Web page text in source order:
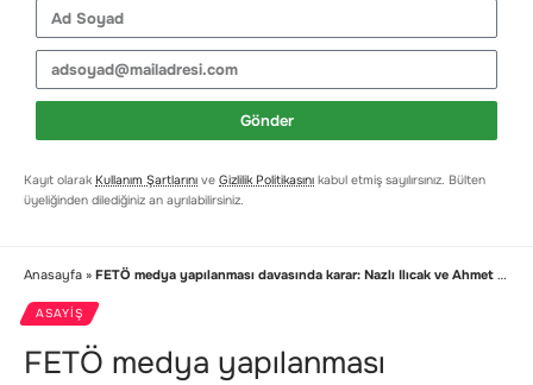
Gönder
Kayıt olarak Kullanım Şartlarını ve Gizlilik Politikasını kabul etmiş sayılırsınız. Bülten
üyeliğinden dilediğiniz an ayrılabilirsiniz.
Anasayfa » FETÖ medya yapılanması davasında karar: Nazlı Ilıcak ve Ahmet Altan’a hapis cezası!
ASAYIŞ
FETÖ medya yapılanması